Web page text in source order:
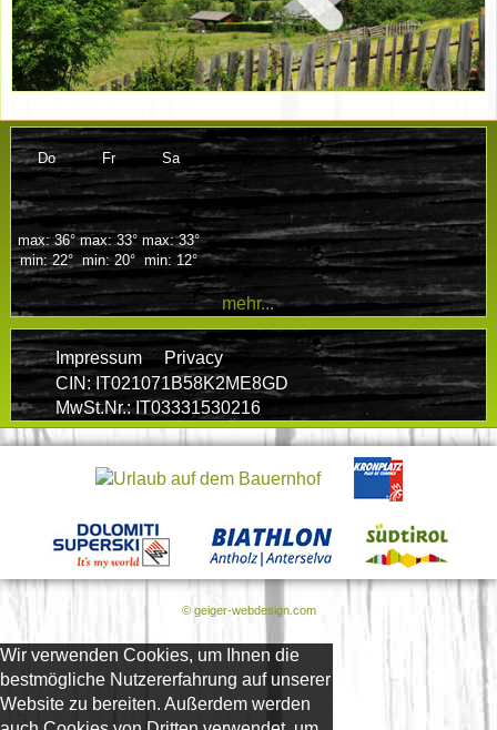
Do Fr Sa
max: 36°
min: 22°
max: 33°
min: 20°
max: 33°
min: 12°
mehr...
Impressum
Privacy
CIN: IT021071B58K2ME8GD
MwSt.Nr.: IT03331530216
© geiger-webdesign.com
Wir verwenden Cookies, um Ihnen die
bestmögliche Nutzererfahrung auf unserer
Website zu bereiten. Außerdem werden